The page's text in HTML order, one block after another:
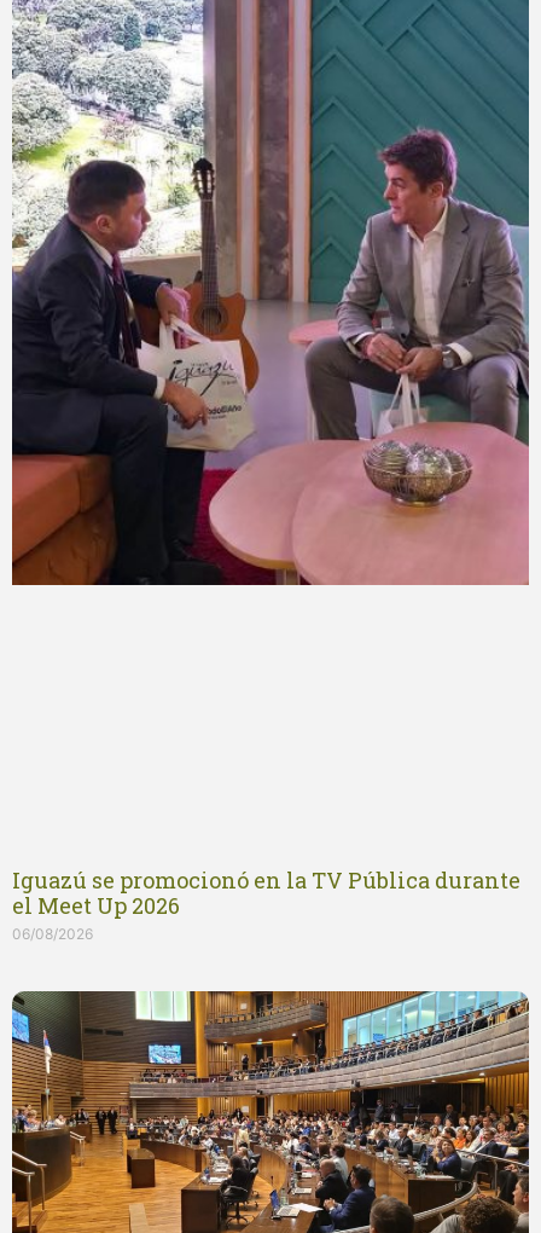
Iguazú se promocionó en la TV Pública durante
el Meet Up 2026
06/08/2026